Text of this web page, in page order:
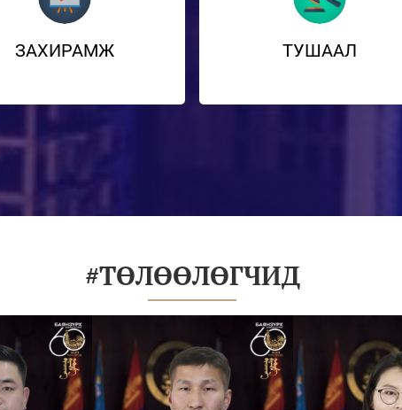
ЗАХИРАМЖ ТУШААЛ
#ТӨЛӨӨЛӨГЧИД